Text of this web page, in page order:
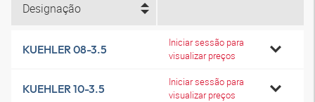
Designação
KUEHLER 08-3.5
Iniciar sessão para
visualizar preços
KUEHLER 10-3.5
Iniciar sessão para
visualizar preços